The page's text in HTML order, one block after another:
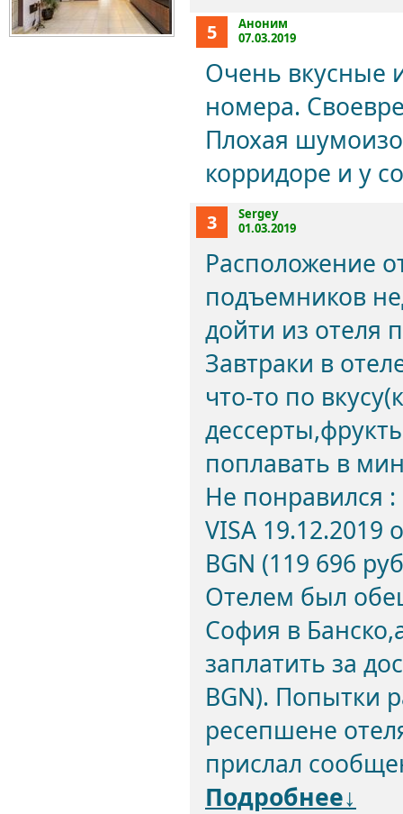
5
Аноним
07.03.2019
Очень вкусные
номера.
Плохая
корридоре и у
3
Sergey
01.03.2019
Расположение
подъемников
дойти из отеля
Завтраки в
что-то по
поплавать в
Не понравился
VISA 19.12.2019
BGN (119 696
Отелем был
София в
заплатить за
BGN). Попытки
ресепшене
прислал
Подробнее↓